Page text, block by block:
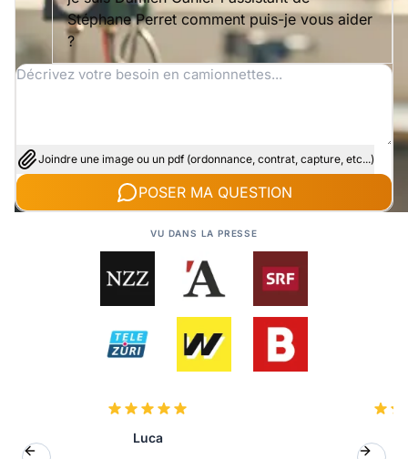
Stéphane Perret comment puis-je vous aider
?
Joindre une image ou un pdf (ordonnance, contrat, capture, etc...)
POSER MA QUESTION
VU DANS LA PRESSE
Luca